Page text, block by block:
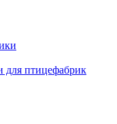
для птицефабрик